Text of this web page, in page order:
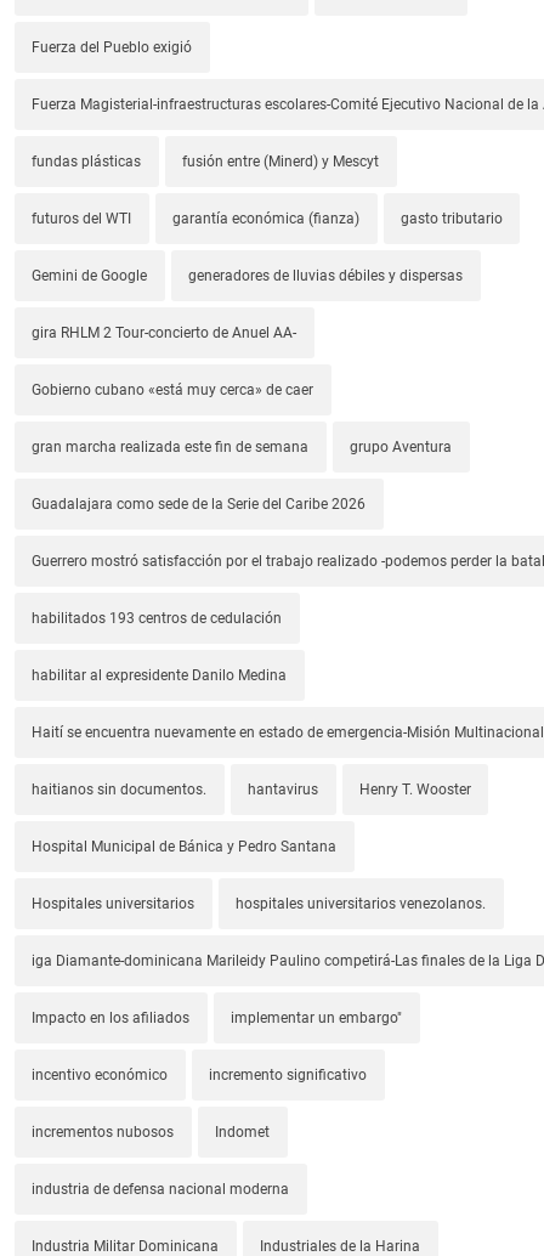
Fuerza del Pueblo exigió
Fuerza Magisterial-infraestructuras escolares-Comité Ejecutivo Nacional de la
fundas plásticas fusión entre (Minerd) y Mescyt
futuros del WTI garantía económica (fianza) gasto tributario
Gemini de Google generadores de lluvias débiles y dispersas
gira RHLM 2 Tour-concierto de Anuel AA-
Gobierno cubano «está muy cerca» de caer
gran marcha realizada este fin de semana grupo Aventura
Guadalajara como sede de la Serie del Caribe 2026
Guerrero mostró satisfacción por el trabajo realizado -podemos perder la
habilitados 193 centros de cedulación
habilitar al expresidente Danilo Medina
Haití se encuentra nuevamente en estado de emergencia-Misión
haitianos sin documentos. hantavirus Henry T. Wooster
Hospital Municipal de Bánica y Pedro Santana
Hospitales universitarios hospitales universitarios venezolanos.
iga Diamante-dominicana Marileidy Paulino competirá-Las finales de la Liga
Impacto en los afiliados implementar un embargo"
incentivo económico incremento significativo
incrementos nubosos Indomet
industria de defensa nacional moderna
Industria Militar Dominicana Industriales de la Harina